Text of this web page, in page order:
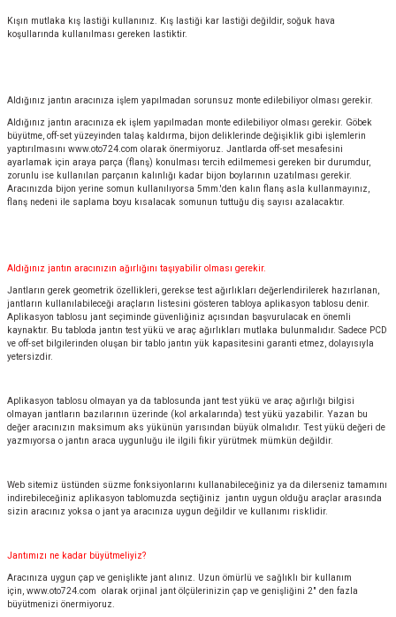
Kışın mutlaka kış lastiği kullanınız. Kış lastiği kar lastiği değildir, soğuk hava
koşullarında kullanılması gereken lastiktir.
Aldığınız jantın aracınıza işlem yapılmadan sorunsuz monte edilebiliyor olması gerekir.
Aldığınız jantın aracınıza ek işlem yapılmadan monte edilebiliyor olması gerekir. Göbek
büyütme, off-set yüzeyinden talaş kaldırma, bijon deliklerinde değişiklik gibi işlemlerin
yaptırılmasını www.oto724.com olarak önermiyoruz. Jantlarda off-set mesafesini
ayarlamak için araya parça (flanş) konulması tercih edilmemesi gereken bir durumdur,
zorunlu ise kullanılan parçanın kalınlığı kadar bijon boylarının uzatılması gerekir.
Aracınızda bijon yerine somun kullanılıyorsa 5mm.'den kalın flanş asla kullanmayınız,
flanş nedeni ile saplama boyu kısalacak somunun tuttuğu diş sayısı azalacaktır.
Aldığınız jantın aracınızın ağırlığını taşıyabilir olması gerekir.
Jantların gerek geometrik özellikleri, gerekse test ağırlıkları değerlendirilerek hazırlanan,
jantların kullanılabileceği araçların listesini gösteren tabloya aplikasyon tablosu denir.
Aplikasyon tablosu jant seçiminde güvenliğiniz açısından başvurulacak en önemli
kaynaktır. Bu tabloda jantın test yükü ve araç ağırlıkları mutlaka bulunmalıdır. Sadece PCD
ve off-set bilgilerinden oluşan bir tablo jantın yük kapasitesini garanti etmez, dolayısıyla
yetersizdir.
Aplikasyon tablosu olmayan ya da tablosunda jant test yükü ve araç ağırlığı bilgisi
olmayan jantların bazılarının üzerinde (kol arkalarında) test yükü yazabilir. Yazan bu
değer aracınızın maksimum aks yükünün yarısından büyük olmalıdır. Test yükü değeri de
yazmıyorsa o jantın araca uygunluğu ile ilgili fikir yürütmek mümkün değildir.
Web sitemiz üstünden süzme fonksiyonlarını kullanabileceğiniz ya da dilerseniz tamamını
indirebileceğiniz aplikasyon tablomuzda seçtiğiniz jantın uygun olduğu araçlar arasında
sizin aracınız yoksa o jant ya aracınıza uygun değildir ve kullanımı risklidir.
Jantımızı ne kadar büyütmeliyiz?
Aracınıza uygun çap ve genişlikte jant alınız. Uzun ömürlü ve sağlıklı bir kullanım
için, www.oto724.com olarak orjinal jant ölçülerinizin çap ve genişliğini 2" den fazla
büyütmenizi önermiyoruz.